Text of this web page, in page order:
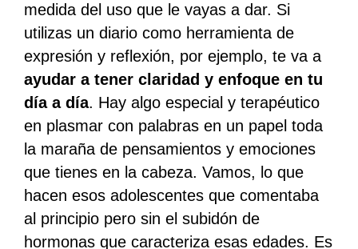
medida del uso que le vayas a dar. Si
utilizas un diario como herramienta de
expresión y reflexión, por ejemplo, te va a
ayudar a tener claridad y enfoque en tu
día a día. Hay algo especial y terapéutico
en plasmar con palabras en un papel toda
la maraña de pensamientos y emociones
que tienes en la cabeza. Vamos, lo que
hacen esos adolescentes que comentaba
al principio pero sin el subidón de
hormonas que caracteriza esas edades. Es